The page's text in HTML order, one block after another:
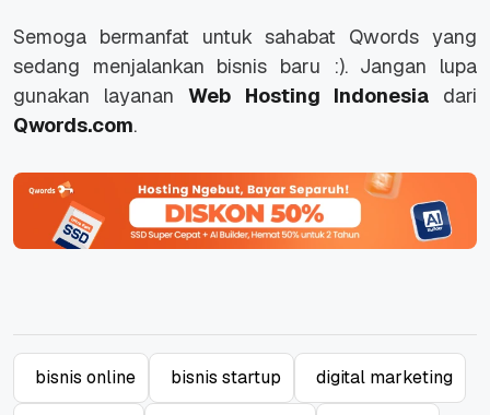
Semoga bermanfat untuk sahabat Qwords yang
sedang menjalankan bisnis baru :). Jangan lupa
gunakan layananWeb Hosting Indonesiadari
Qwords.com.
bisnis online bisnis startup digital marketing